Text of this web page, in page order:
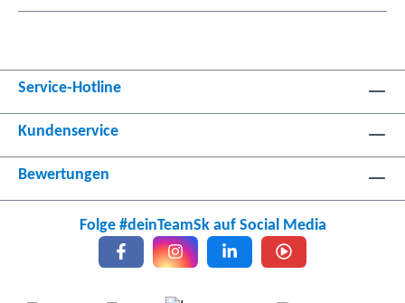
Service-Hotline
Kundenservice
Bewertungen
Folge #deinTeamSk auf Social Media